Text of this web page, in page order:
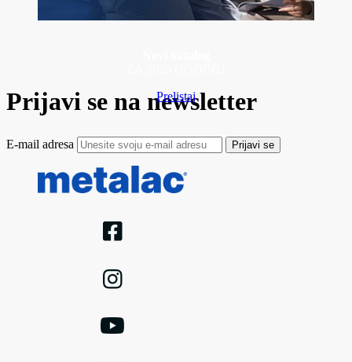
Prelistaj
Prijavi se na newsletter
E-mail adresa Prijavi se